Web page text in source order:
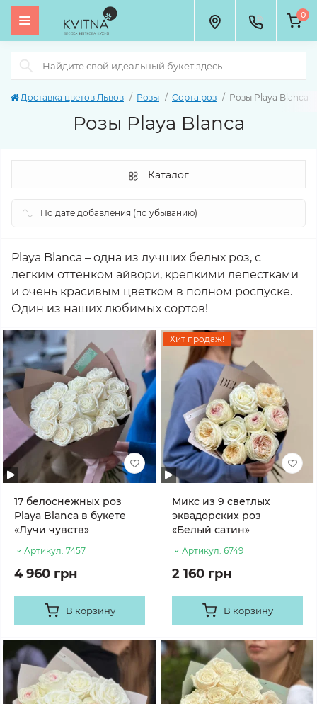
0
Доставка цветов Львов Розы Сорта роз Розы Playa Blanca
Розы Playa Blanca
Каталог
Playa Blanca – одна из лучших белых роз, с
легким оттенком айвори, крепкими лепестками
и очень красивым цветком в полном роспуске.
Один из наших любимых сортов!
17 белоснежных роз
Playa Blanca в букете
«Лучи чувств»
Артикул: 7457
4 960 грн
В корзину
Хит продаж!
Микс из 9 светлых
эквадорских роз
«Белый сатин»
Артикул: 6749
2 160 грн
В корзину